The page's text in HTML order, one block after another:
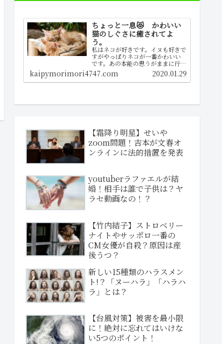
ちょっと一息😻 かわいい
猫のしぐさに癒されてよ
う。
私はネコが好きです。イヌも好きで
すがやっぱりネコが一番かわいい
です。あの本能の思うがままに行動
する所が大好きな理由ですねぇ。
you tubeで見つけた動画をぜひど
うぞご覧くださいな！
kaipymorimori4747.com 2020.01.29
【霜降り明星】せいや
zoom問題！吉本が文春オ
ンラインに法的措置を発表
youtuberラファエルが結
婚！相手は誰で子供は？ヤ
ラセ動画なの！？
【竹内結子】ストロベリー
ナイトやサッポロ一番の
CM女優が自殺？原因は産
後うつ？
新しい15種類のハラスメン
ト!？「ヌーハラ」「ハラハ
ラ」とは？
【台風対策】被害を最小限
に！絶対に忘れてはいけな
い5つのポイント！